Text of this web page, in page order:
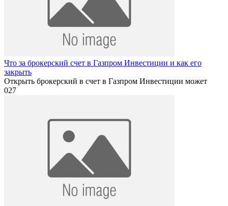
Что за брокерский счет в Газпром Инвестиции и как его
закрыть
Открыть брокерский в счет в Газпром Инвестиции может
027